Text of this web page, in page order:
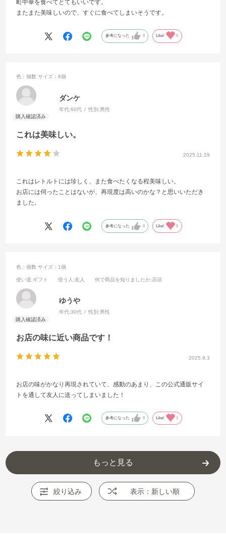
町中華を食べてとてもいいです。
またまた美味しいので、すぐに食べてしまいそうです。
参考になった 0 Like! 0
2025.11.19
これは美味しい。
色：個数 サイズ：6個
ダンケ
年代:60代 性別:男性
これはレトルトには珍しく、また食べたくなる程美味しい。
お店には伺ったことはないが、再現度は高いのかな？と思いいただき
ました。
参考になった 0 Like! 0
2025.8.3
お店の味に近い商品です！
色：個数 サイズ：1個
使い道:ギフト 使う人 :友人 何で商品を知りましたか:店頭
ゆうや
年代:30代 性別:男性
お店の味がかなり再現されていて、感動のあまり、この公式通販サイ
トを通して友人に送ってしまいました！
参考になった 0 Like! 1
もっと見る
絞り込み 表示：新しい順